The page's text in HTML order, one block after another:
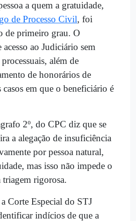
a quem a gratuidade,
de Processo Civil, foi
de primeiro grau. O
ao Judiciário sem
processuais, além de
de honorários de
em que o beneficiário é
2º, do CPC diz que se
a alegação de insuficiência
por pessoa natural,
mas isso não impede o
rigorosa.
Corte Especial do STJ
indícios de que a